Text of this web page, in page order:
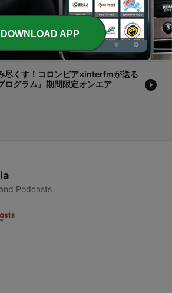
）が語るフジロックの魅力
尽くす！コロンビア×interfmが送る
ログラム』期間限定オンエア
Podcasts
DOWNLOAD APP